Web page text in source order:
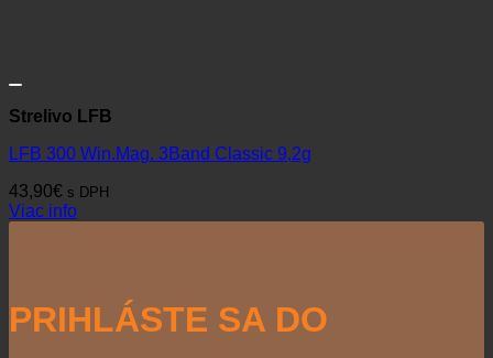
Strelivo LFB
LFB 300 Win.Mag. 3Band Classic 9,2g
43,90€ s DPH
Viac info
PRIHLÁSTE SA DO